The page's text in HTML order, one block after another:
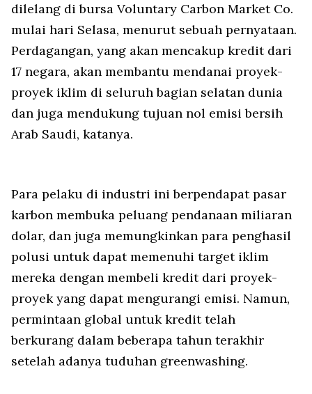
dilelang di bursa Voluntary Carbon Market Co.
mulai hari Selasa, menurut sebuah pernyataan.
Perdagangan, yang akan mencakup kredit dari
17 negara, akan membantu mendanai proyek-
proyek iklim di seluruh bagian selatan dunia
dan juga mendukung tujuan nol emisi bersih
Arab Saudi, katanya.
Para pelaku di industri ini berpendapat pasar
karbon membuka peluang pendanaan miliaran
dolar, dan juga memungkinkan para penghasil
polusi untuk dapat memenuhi target iklim
mereka dengan membeli kredit dari proyek-
proyek yang dapat mengurangi emisi. Namun,
permintaan global untuk kredit telah
berkurang dalam beberapa tahun terakhir
setelah adanya tuduhan greenwashing.